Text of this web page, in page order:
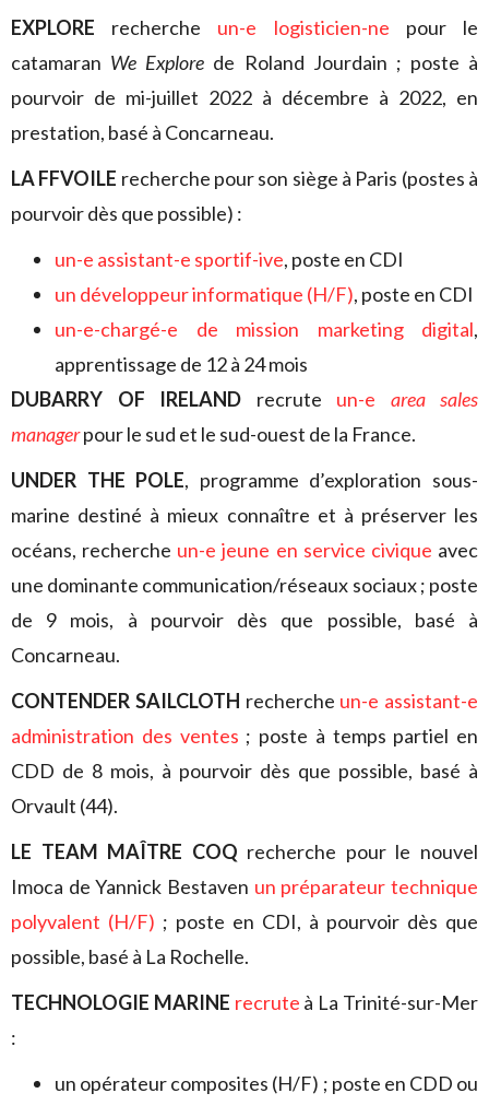
EXPLORE recherche un-e logisticien-ne pour le
catamaran We Explore de Roland Jourdain ; poste à
pourvoir de mi-juillet 2022 à décembre à 2022, en
prestation, basé à Concarneau.
LA FFVOILE recherche pour son siège à Paris (postes à
pourvoir dès que possible) :
un-e assistant-e sportif-ive, poste en CDI
un développeur informatique (H/F), poste en CDI
un-e-chargé-e de mission marketing digital,
apprentissage de 12 à 24 mois
DUBARRY OF IRELAND recrute un-e area sales
managerpour le sud et le sud-ouest de la France.
UNDER THE POLE, programme d’exploration sous-
marine destiné à mieux connaître et à préserver les
océans, recherche un-e jeune en service civique avec
une dominante communication/réseaux sociaux ; poste
de 9 mois, à pourvoir dès que possible, basé à
Concarneau.
CONTENDER SAILCLOTH recherche un-e assistant-e
administration des ventes ; poste à temps partiel en
CDD de 8 mois, à pourvoir dès que possible, basé à
Orvault (44).
LE TEAM MAÎTRE COQ recherche pour le nouvel
Imoca de Yannick Bestaven un préparateur technique
polyvalent (H/F) ; poste en CDI, à pourvoir dès que
possible, basé à La Rochelle.
TECHNOLOGIE MARINE recrute à La Trinité-sur-Mer
:
un opérateur composites (H/F) ; poste en CDD ou